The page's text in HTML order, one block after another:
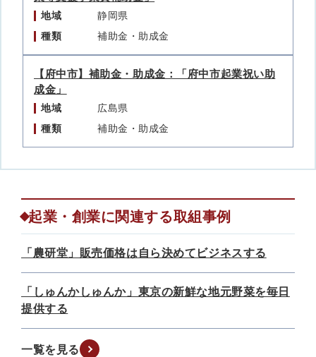
地域
静岡県
種類
補助金・助成金
【府中市】補助金・助成金：「府中市起業祝い助
成金」
地域
広島県
種類
補助金・助成金
起業・創業に関連する取組事例
「農研堂」販売価格は自ら決めてビジネスする
「しゅんかしゅんか」東京の新鮮な地元野菜を毎日
提供する
一覧を見る